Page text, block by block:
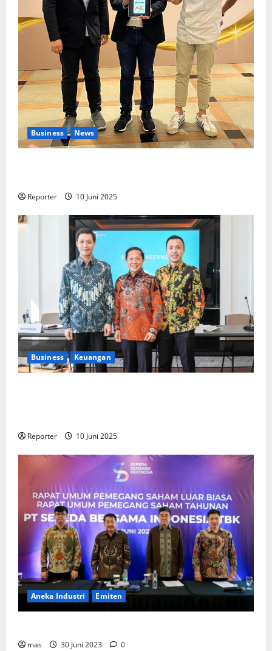
Business News
Reporter 10 Juni 2025
Business Keuangan
Reporter 10 Juni 2025
Aneka Industri Emiten
mas 30 Juni 2023 0